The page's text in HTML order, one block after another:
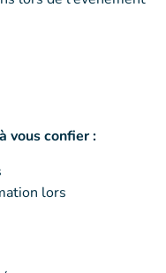
vous confier :
lors